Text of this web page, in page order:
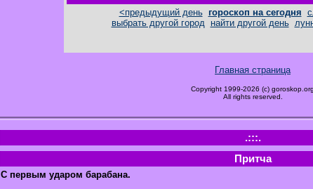
<предыдущий день гороскоп на сегодня
выбрать другой город
найти другой день
Главная страница
Copyright 1999-2026 (c) goroskop.org
All rights reserved.
.:::.
Притча
С первым ударом барабана.